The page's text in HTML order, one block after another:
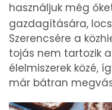
használjuk még
gazdagítására,
Szerencsére a
tojás nem tartozik
élelmiszerek közé,
már bátran